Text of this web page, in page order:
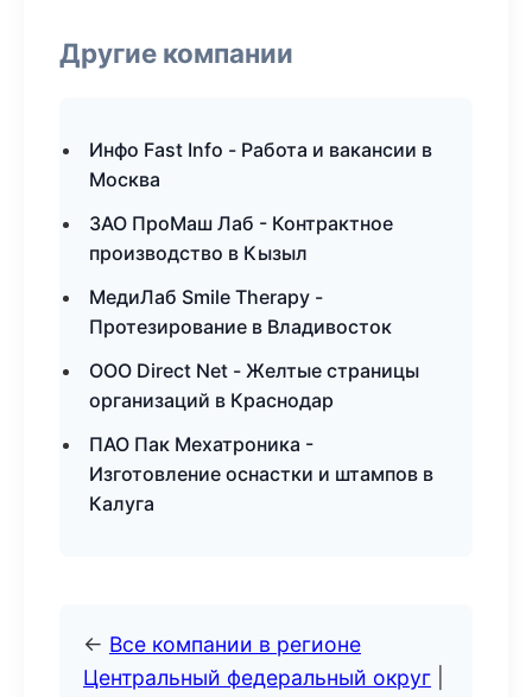
Другие компании
Инфо Fast Info - Работа и вакансии в
Москва
ЗАО ПроМаш Лаб - Контрактное
производство в Кызыл
МедиЛаб Smile Therapy -
Протезирование в Владивосток
ООО Direct Net - Желтые страницы
организаций в Краснодар
ПАО Пак Мехатроника -
Изготовление оснастки и штампов в
Калуга
← Все компании в регионе
Центральный федеральный округ